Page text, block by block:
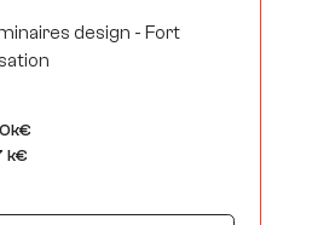
design - Fort
k€